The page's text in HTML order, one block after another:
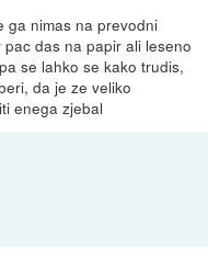
ga nimas na prevodni
das na papir ali leseno
se lahko se kako trudis,
da je ze veliko
enega zjebal